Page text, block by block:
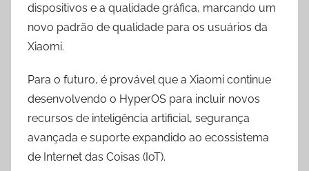
dispositivos e a qualidade gráfica, marcando um
novo padrão de qualidade para os usuários da
Xiaomi.
Para o futuro, é provável que a Xiaomi continue
desenvolvendo o HyperOS para incluir novos
recursos de inteligência artificial, segurança
avançada e suporte expandido ao ecossistema
de Internet das Coisas (IoT).